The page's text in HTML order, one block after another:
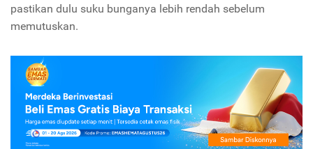
pastikan dulu suku bunganya lebih rendah sebelum
memutuskan.